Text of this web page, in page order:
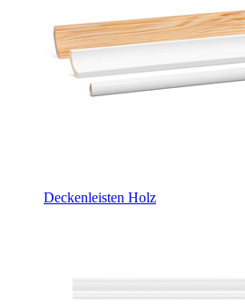
Deckenleisten Holz